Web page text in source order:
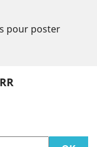
pour poster